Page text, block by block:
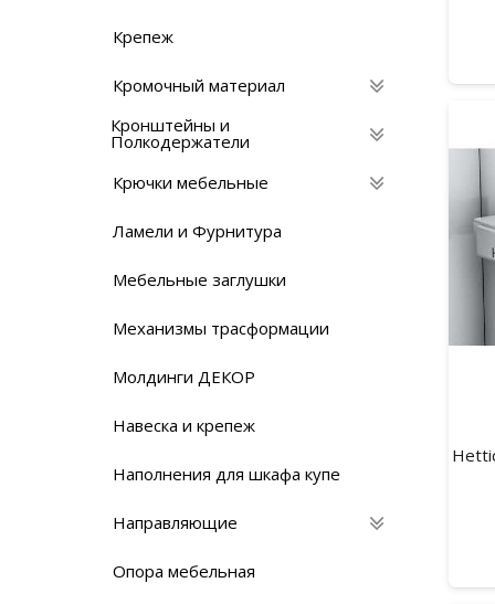
Крепеж
Кромочный материал
Кронштейны и
Полкодержатели
Крючки мебельные
Ламели и Фурнитура
Мебельные заглушки
Механизмы трасформации
Молдинги ДЕКОР
Навеска и крепеж
Наполнения для шкафа купе
Направляющие
Опора мебельная